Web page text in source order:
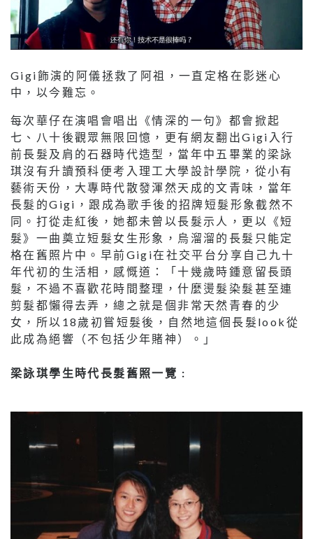
Gigi飾演的阿儀拯救了阿祖，一直定格在影迷心
中，以今難忘。
每次華仔在演唱會唱出《情深的一句》都會掀起
七、八十後觀眾無限回憶，更有網友翻出Gigi入行
前長髮及肩的石器時代造型，當年中五畢業的梁詠
琪沒有升讀預科便考入理工大學設計學院，從小有
藝術天份，大專時代散發渾然天成的文青味，當年
長髮的Gigi，跟成為歌手後的招牌短髮形象截然不
同。打從走紅後，她都未曾以長髮示人，更以《短
髮》一曲奠立短髮女生形象，烏溜溜的長髮只能定
格在舊照片中。早前Gigi在社交平台分享自己九十
年代初的生活相，感慨道：「十幾歲時鍾意留長頭
髮，不過不喜歡花時間整理，什麼燙髮染髮甚至連
剪髮都懶得去弄，總之就是個非常天然青春的少
女，所以18歲初嘗短髮後，自然地這個長髮look從
此成為絕響（不包括少年賭神）。」
梁詠琪學生時代長髮舊照一覽 :